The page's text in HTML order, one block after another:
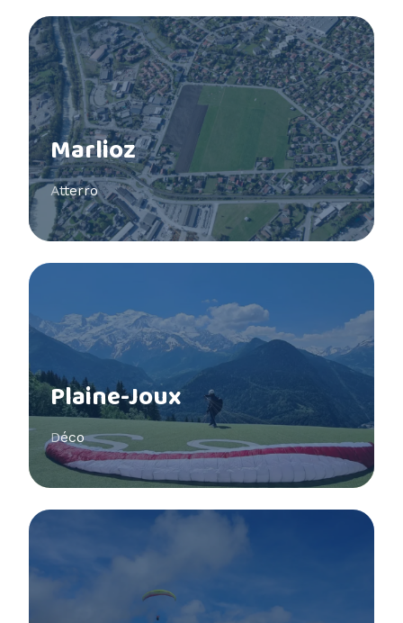
Marlioz
Atterro
Voir plus
Plaine-Joux
Déco
Voir plus
Voir plus